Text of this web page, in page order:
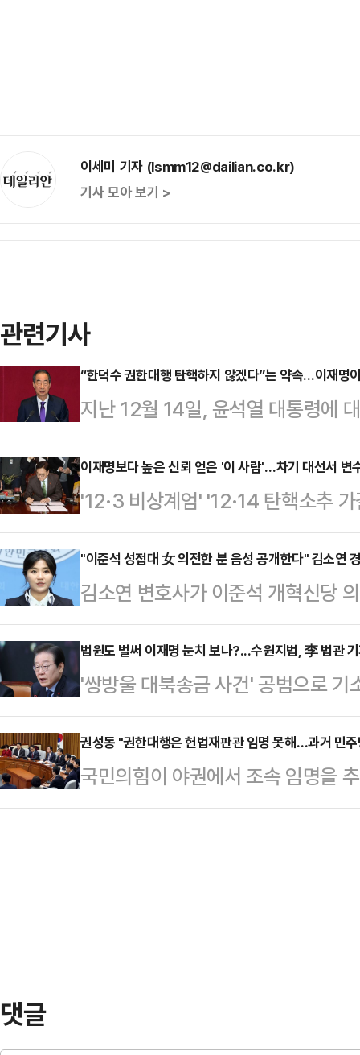
이세미 기자 (lsmm12@dailian.co.kr)
기사 모아 보기 >
관련기사
“한덕수 권한대행 탄핵하지 않겠다”는 약속…이재명
지난 12월 14일, 윤석열 대통령에
무현·박근혜 두 전직 대통령에 이
한 사태가 아닐 수 없다.윤 대통령
국민의힘은 가결에 대한 책임을 둘
석을 무기로 정부 흔들기에 몰두했
러잖아도 어려운 경제는 급전직하
내몰리고 있다. 탄핵을 둘러싼 사회
과 치안 최고…
이재명보다 높은 신뢰 얻은 '이 사람'…차기 대선서 변
'12·3 비상계엄' '12·14 탄핵소추
질 전망이 나온다. 현재로선 이재명
만 이번 사태 가운데 국민으로부터
얻은 정치인이 등장해 주목된다. 정
사법리스크가 현실화 할 경우, '이
레 예측하고 있다.16일 정치권에
(發) 비상계엄 사태와 야권발(發)
빠진…
"이준석 성접대 女 의전한 분 음성 공개한다" 김소연
김소연 변호사가 이준석 개혁신당
공개하겠다고 밝혀 파문이 일고 있
해 "준석아 잘났다. 네가 최고 존엄
"시알리스 2알 먹고 성 상납 받은
대표. 아주 그냥 네 X 최고 굵다"고
전 치료제 중 하나다.그러면서 "다
한 분의 음성을 공개하겠다. 안 되
윤 대…
법원도 벌써 이재명 눈치 보나?...수원지법, 李 법관
'쌍방울 대북송금 사건' 공범으로
기한 법관 기피 신청이 법원에서 받
이 중단됐다. 이에 검찰은 "피고인
는 특혜 요구와 다름없다"고 지적
11부(신진우 부장판사)는 이날 이
권성동 "권한대행은 헌법재판관 임명 못해…과거 민
국민의힘이 야권에서 조속 임명을
명 문제와 관련해, 과거 더불어민주
댓글